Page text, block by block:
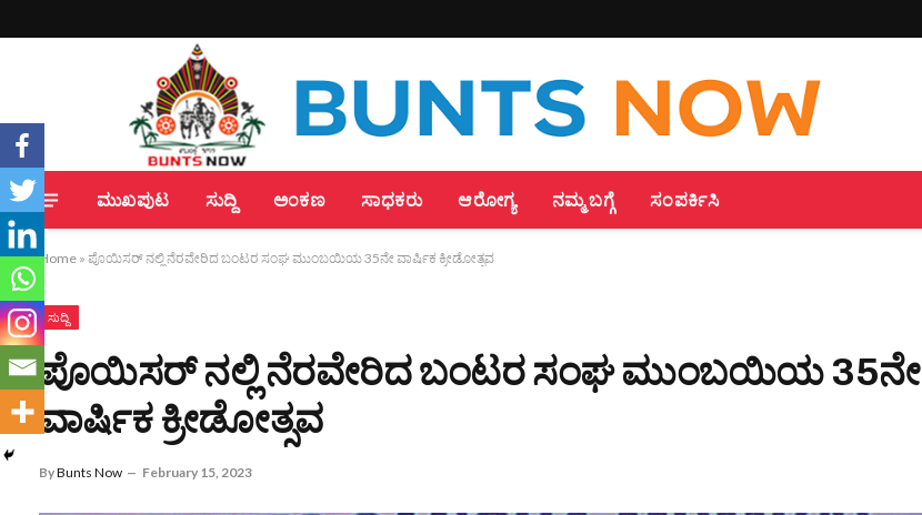
ಮುಖಪುಟ ಸುದ್ದಿ ಅಂಕಣ ಸಾಧಕರು ಆರೋಗ್ಯ ನಮ್ಮ ಬಗ್ಗೆ ಸಂಪರ್ಕಿಸಿ
Home » ಪೊಯಿಸರ್ ನಲ್ಲಿ ನೆರವೇರಿದ ಬಂಟರ ಸಂಘ ಮುಂಬಯಿಯ 35ನೇ ವಾರ್ಷಿಕ ಕ್ರೀಡೋತ್ಸವ
ಸುದ್ದಿ
ಪೊಯಿಸರ್ ನಲ್ಲಿ ನೆರವೇರಿದ ಬಂಟರ ಸಂಘ ಮುಂಬಯಿಯ 35ನೇ
ವಾರ್ಷಿಕ ಕ್ರೀಡೋತ್ಸವ
ByBunts Now February 15, 2023